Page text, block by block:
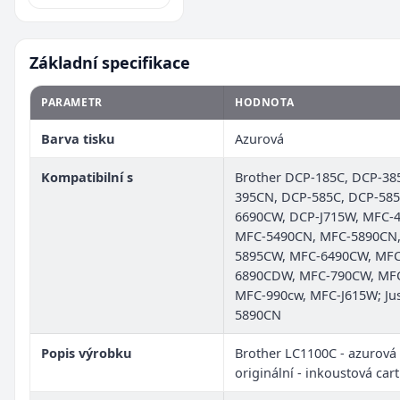
Základní specifikace
PARAMETR HODNOTA
Barva tisku Azurová
Kompatibilní s
Brother DCP-185C, DCP-
395CN, DCP-585C, DCP-
6690CW, DCP-J715W, MFC-
MFC-5490CN, MFC-
5895CW, MFC-6490CW,
6890CDW, MFC-790CW,
MFC-990cw, MFC-J615W;
5890CN
Popis výrobku
Brother LC1100C - azurová
originální - inkoustová